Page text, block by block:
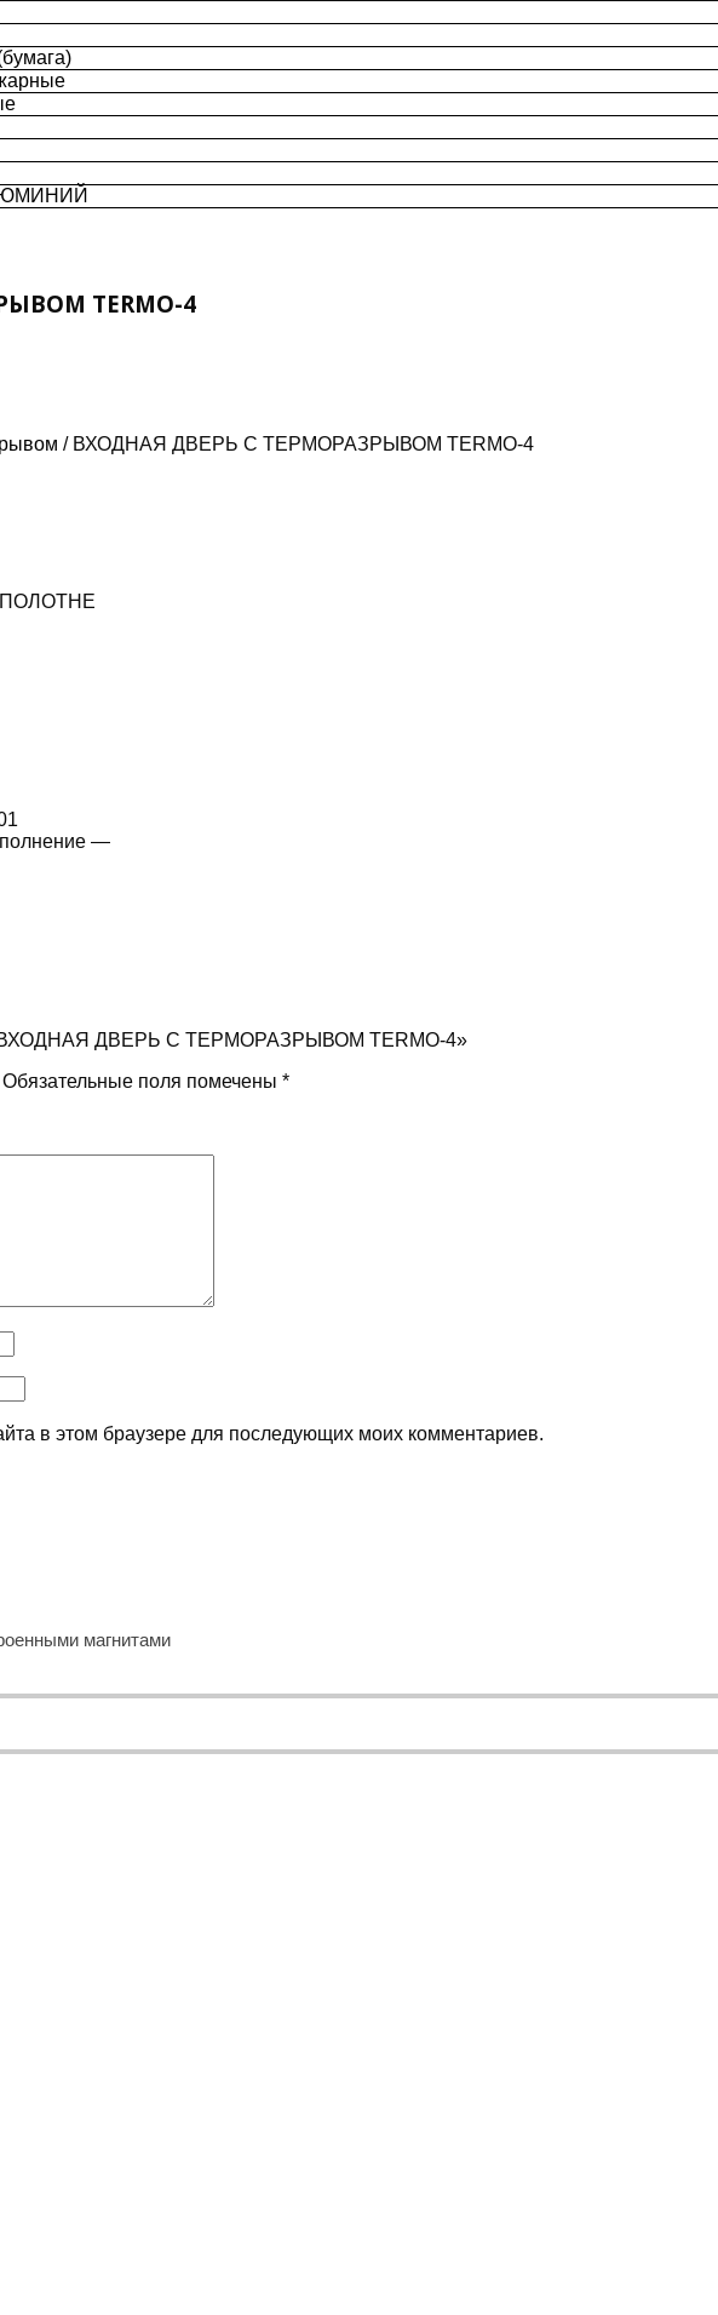
TERMO-4
/ ВХОДНАЯ ДВЕРЬ С ТЕРМОРАЗРЫВОМ TERMO-4
—
«ВХОДНАЯ ДВЕРЬ С ТЕРМОРАЗРЫВОМ TERMO-4»
Обязательные поля помечены *
в этом браузере для последующих моих комментариев.
магнитами